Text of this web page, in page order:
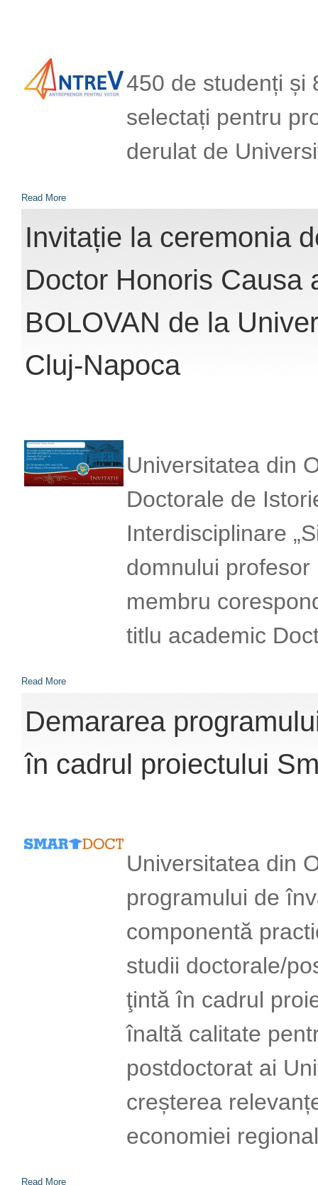
450 de studenți și
selectați pentru
derulat de
Read More
Invitație la ceremonia
Doctor Honoris Causa
BOLOVAN de la
Cluj-Napoca
Universitatea din
Doctorale de
Interdisciplinare
domnului
membru
titlu academic
Read More
Demararea
în cadrul proiectului
Universitatea din
programului de
componentă
studii doctorale/
ţintă în cadrul
înaltă calitate
postdoctorat ai
creșterea
economiei
Read More